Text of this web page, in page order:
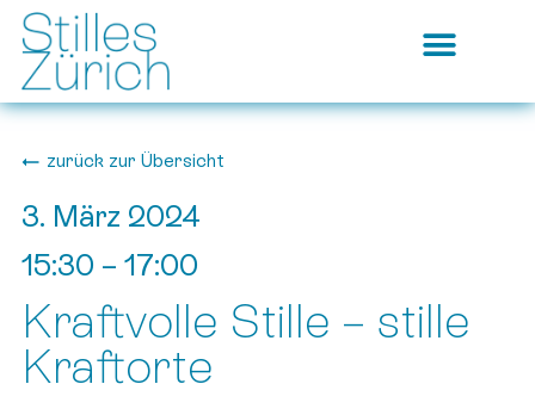
zurück zur Übersicht
3. März 2024
15:30 – 17:00
Kraftvolle Stille – stille
Kraftorte